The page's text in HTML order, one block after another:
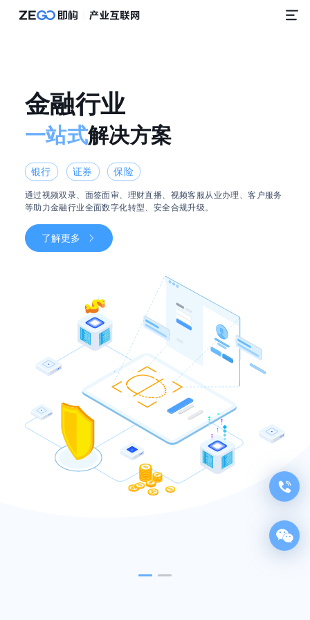
金融行业
一站式解决方案
银行 证券 保险
通过视频双录、面签面审、理财直播、视频客服从业办理、客户服务
等助力金融行业全面数字化转型、安全合规升级。
了解更多
金融行业
一站式解决方案
银行 证券 保险
通过视频双录、面签面审、理财直播、视频客服从业办理、客户服务
等助力金融行业全面数字化转型、安全合规升级。
了解更多